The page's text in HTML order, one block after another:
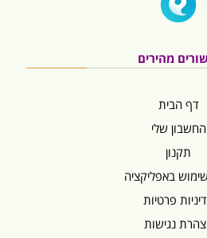
מהירים
דף הבית
החשבון שלי
תקנון
באפליקציה
פרטיות
נגישות